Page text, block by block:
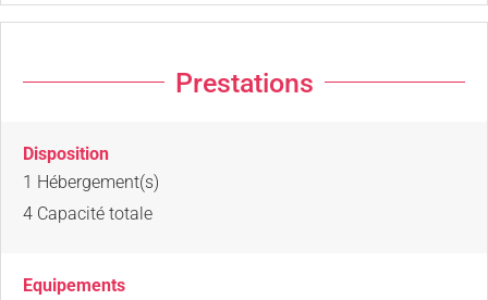
Prestations
Disposition
1 Hébergement(s)
4 Capacité totale
Equipements